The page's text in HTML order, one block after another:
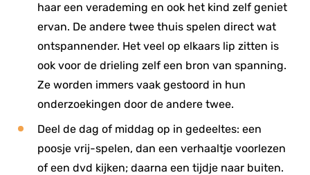
haar een verademing en ook het kind zelf geniet
ervan. De andere twee thuis spelen direct wat
ontspannender. Het veel op elkaars lip zitten is
ook voor de drieling zelf een bron van spanning.
Ze worden immers vaak gestoord in hun
onderzoekingen door de andere twee.
Deel de dag of middag op in gedeeltes: een
poosje vrij-spelen, dan een verhaaltje voorlezen
of een dvd kijken; daarna een tijdje naar buiten.